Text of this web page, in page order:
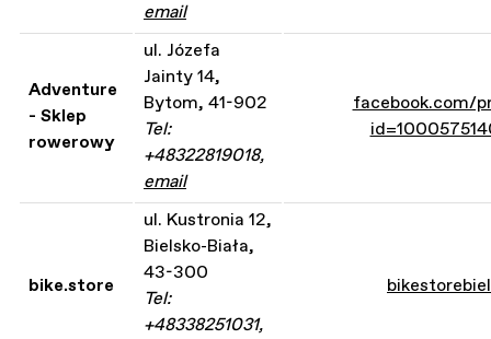
email
Adventure
- Sklep
rowerowy
ul. Józefa
Jainty 14,
Bytom, 41-902
Tel:
+48322819018,
email
facebook.com/
bike.store
ul. Kustronia 12,
Bielsko-Biała,
43-300
Tel:
+48338251031,